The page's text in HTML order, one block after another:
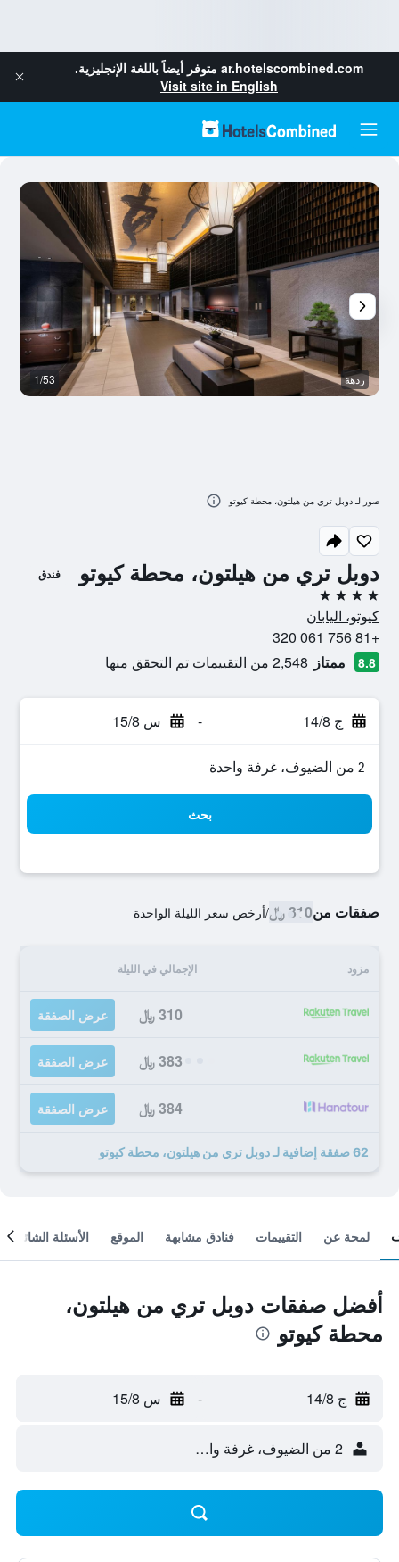
ar.hotelscombined.com متوفر أيضاً باللغة الإنجليزية.
Visit site in English
دوبل تري من هيلتون، محطة كيوتو فندق
4 نجوم
كيوتو، اليابان
+81 756 061 320
8.8 ممتاز 2,548 من التقييمات تم التحقق منها
ج 14/8 - س 15/8
2 من الضيوف، غرفة واحدة
بحث
صفقات من310 ﷼ /أرخص سعر الليلة الواحدة
مزود الإجمالي في الليلة
310 ﷼ عرض الصفقة
383 ﷼ عرض الصفقة
384 ﷼ عرض الصفقة
62 صفقة إضافية لـ دوبل تري من هيلتون، محطة كيوتو
ردهة 1/53
صور لـ دوبل تري من هيلتون، محطة كيوتو
لمحة عن التقييمات فنادق مشابهة الموقع الأسئلة الشائعة
أفضل صفقات دوبل تري من هيلتون،
محطة كيوتو
ج 14/8 - س 15/8
2 من الضيوف، غرفة واحدة